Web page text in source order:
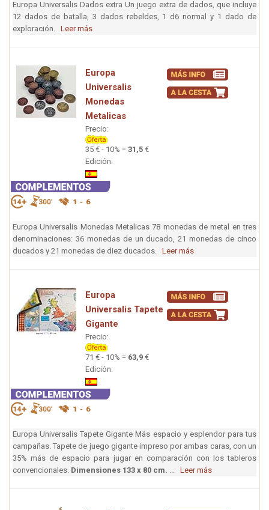
Europa Universalis Dados extra Un juego extra de dados, que incluye
12 dados de batalla, 3 dados rebeldes, 1 d6 normal y 1 dado de
exploración. Leer más
Europa
Universalis
Monedas
Metalicas
Precio:
35 € - 10% = 31,5 €
Edición:
Europa Universalis Monedas Metalicas 78 monedas de metal en tres
denominaciones: 36 monedas de un ducado, 21 monedas de cinco
ducados y 21 monedas de diez ducados. Leer más
Europa
Universalis Tapete
Gigante
Precio:
71 € - 10% = 63,9 €
Edición:
Europa Universalis Tapete Gigante Más espacio y esplendor para tus
campañas. Tapete de juego gigante impreso por ambas caras, con un
35% más de espacio para jugar en comparación con los tableros
convencionales. Dimensiones 133 x 80 cm. ... Leer más